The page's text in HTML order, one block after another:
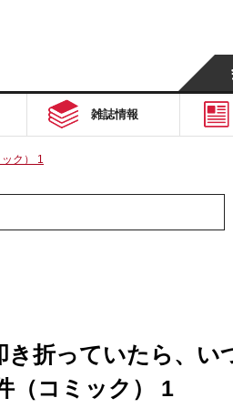
雑誌情報
ク） 1
折っていたら、い
（コミック） 1